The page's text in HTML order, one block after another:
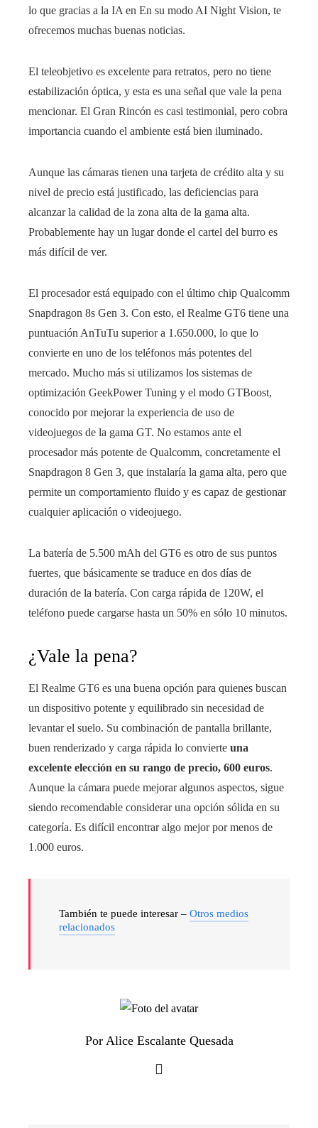
lo que gracias a la IA en En su modo AI Night Vision, te
ofrecemos muchas buenas noticias.
El teleobjetivo es excelente para retratos, pero no tiene
estabilización óptica, y esta es una señal que vale la pena
mencionar. El Gran Rincón es casi testimonial, pero cobra
importancia cuando el ambiente está bien iluminado.
Aunque las cámaras tienen una tarjeta de crédito alta y su
nivel de precio está justificado, las deficiencias para
alcanzar la calidad de la zona alta de la gama alta.
Probablemente hay un lugar donde el cartel del burro es
más difícil de ver.
El procesador está equipado con el último chip Qualcomm
Snapdragon 8s Gen 3. Con esto, el Realme GT6 tiene una
puntuación AnTuTu superior a 1.650.000, lo que lo
convierte en uno de los teléfonos más potentes del
mercado. Mucho más si utilizamos los sistemas de
optimización GeekPower Tuning y el modo GTBoost,
conocido por mejorar la experiencia de uso de
videojuegos de la gama GT. No estamos ante el
procesador más potente de Qualcomm, concretamente el
Snapdragon 8 Gen 3, que instalaría la gama alta, pero que
permite un comportamiento fluido y es capaz de gestionar
cualquier aplicación o videojuego.
La batería de 5.500 mAh del GT6 es otro de sus puntos
fuertes, que básicamente se traduce en dos días de
duración de la batería. Con carga rápida de 120W, el
teléfono puede cargarse hasta un 50% en sólo 10 minutos.
¿Vale la pena?
El Realme GT6 es una buena opción para quienes buscan
un dispositivo potente y equilibrado sin necesidad de
levantar el suelo. Su combinación de pantalla brillante,
buen renderizado y carga rápida lo convierte una
excelente elección en su rango de precio, 600 euros.
Aunque la cámara puede mejorar algunos aspectos, sigue
siendo recomendable considerar una opción sólida en su
categoría. Es difícil encontrar algo mejor por menos de
1.000 euros.
También te puede interesar – Otros medios
relacionados
Por Alice Escalante Quesada